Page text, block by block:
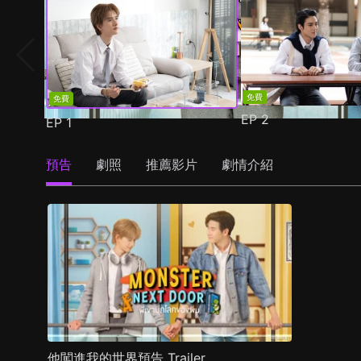
免費
EP1
免費
EP2
預告 劇照 推薦影片 劇情介紹
他闖進我的世界預告 Trailer